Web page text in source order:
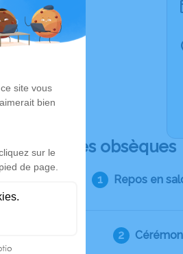
Déroulé des obsèques
Repos en